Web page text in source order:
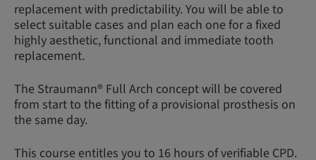
replacement with predictability. You will be able to
select suitable cases and plan each one for a fixed
highly aesthetic, functional and immediate tooth
replacement.
The Straumann® Full Arch concept will be covered
from start to the fitting of a provisional prosthesis on
the same day.
This course entitles you to 16 hours of verifiable CPD.